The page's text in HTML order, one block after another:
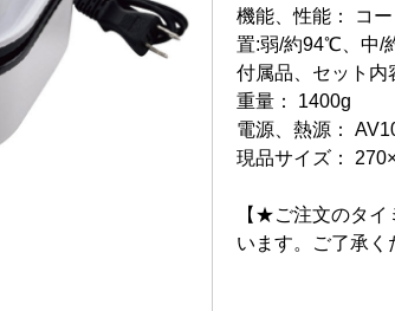
機能、性能： コ
置:弱/約94℃、中/
付属品、セット内
重量： 1400g
電源、熱源：
現品サイズ：
【★ご注文のタ
います。ご了承く